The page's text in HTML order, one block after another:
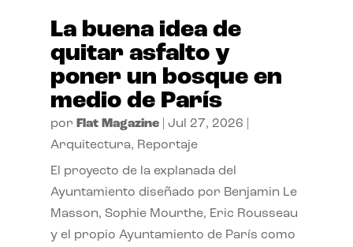
La buena idea de
quitar asfalto y
poner un bosque en
medio de París
por Flat Magazine| Jul 27, 2026
Arquitectura, Reportaje
El proyecto de la explanada del
Ayuntamiento diseñado por Benjamin Le
Masson, Sophie Mourthe, Eric Rousseau
y el propio Ayuntamiento de París como